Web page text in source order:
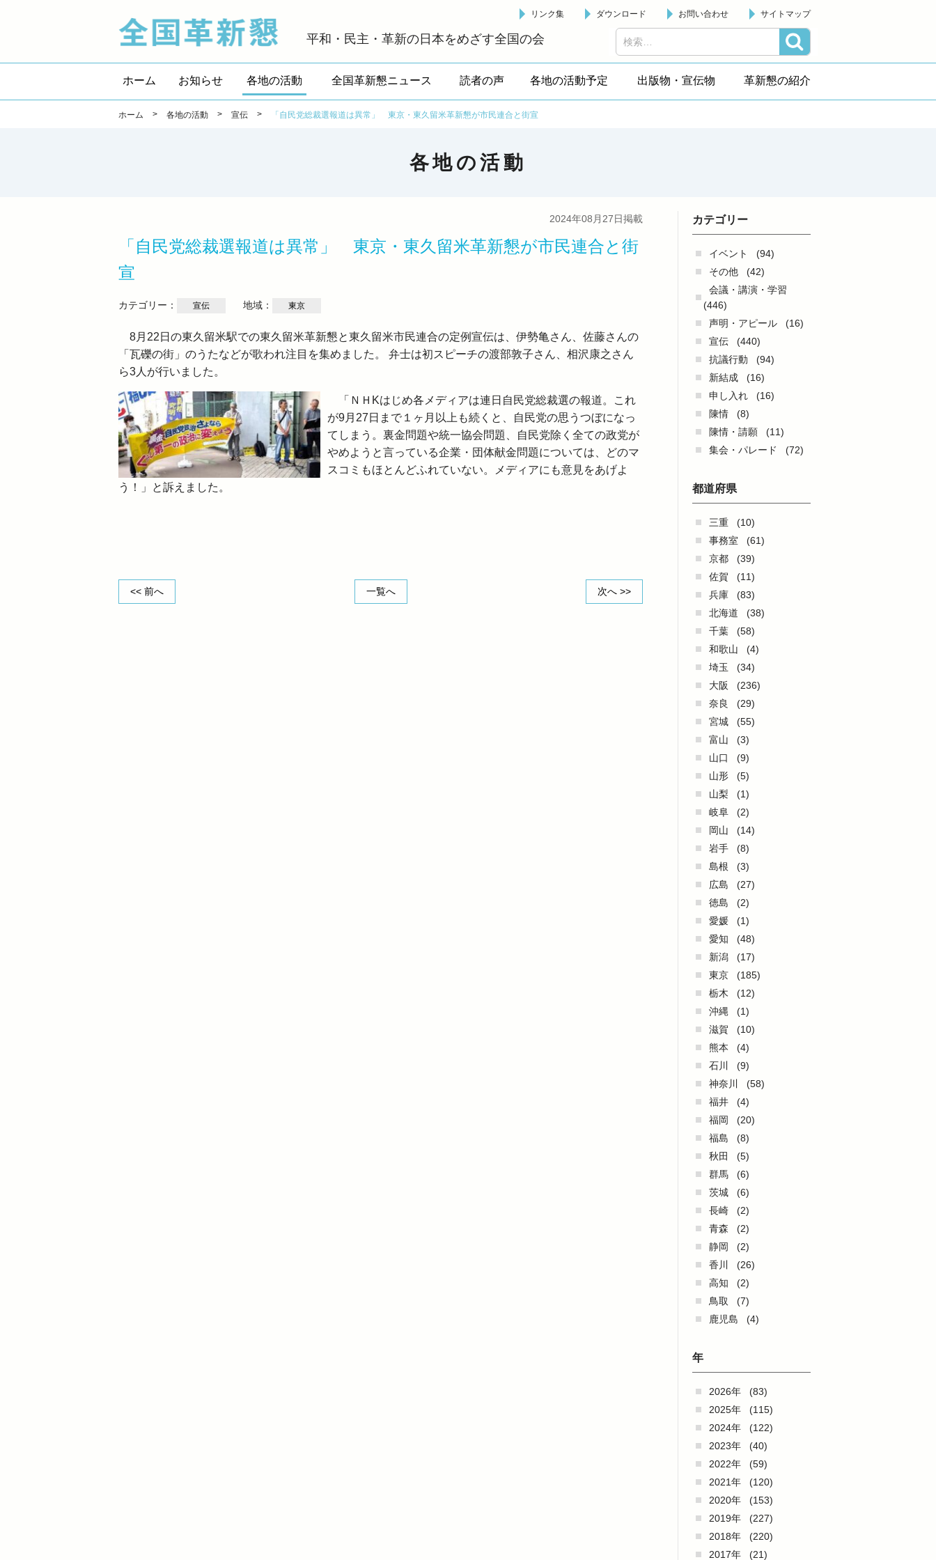
平和・民主・革新の日本をめざす全国の会
リンク集 ダウンロード お問い合わせ サイトマップ
ホーム お知らせ 各地の活動 全国革新懇ニュース 読者の声 各地の活動予定 出版物・宣伝物 革新懇の紹介
ホーム > 各地の活動 > 宣伝 > 「自民党総裁選報道は異常」 東京・東久留米革新懇が市民連合と街宣
各地の活動
2024年08月27日掲載
「自民党総裁選報道は異常」 東京・東久留米革新懇が市民連合と街
宣
カテゴリー： 宣伝 地域： 東京
8月22日の東久留米駅での東久留米革新懇と東久留米市民連合の定例宣伝は、伊勢亀さん、佐藤さんの
「瓦礫の街」のうたなどが歌われ注目を集めました。 弁士は初スピーチの渡部敦子さん、相沢康之さん
ら3人が行いました。
「ＮＨKはじめ各メディアは連日自民党総裁選の報道。これ
が9月27日まで１ヶ月以上も続くと、自民党の思うつぼになっ
てしまう。裏金問題や統一協会問題、自民党除く全ての政党が
やめようと言っている企業・団体献金問題については、どのマ
スコミもほとんどふれていない。メディアにも意見をあげよ
う！」と訴えました。
<< 前へ 一覧へ 次へ >>
カテゴリー
イベント
(94)
その他
(42)
会議・講演・学習
(446)
声明・アピール
(16)
宣伝
(440)
抗議行動
(94)
新結成
(16)
申し入れ
(16)
陳情
(8)
陳情・請願
(11)
集会・パレード
(72)
都道府県
三重
(10)
事務室
(61)
京都
(39)
佐賀
(11)
兵庫
(83)
北海道
(38)
千葉
(58)
和歌山
(4)
埼玉
(34)
大阪
(236)
奈良
(29)
宮城
(55)
富山
(3)
山口
(9)
山形
(5)
山梨
(1)
岐阜
(2)
岡山
(14)
岩手
(8)
島根
(3)
広島
(27)
徳島
(2)
愛媛
(1)
愛知
(48)
新潟
(17)
東京
(185)
栃木
(12)
沖縄
(1)
滋賀
(10)
熊本
(4)
石川
(9)
神奈川
(58)
福井
(4)
福岡
(20)
福島
(8)
秋田
(5)
群馬
(6)
茨城
(6)
長崎
(2)
青森
(2)
静岡
(2)
香川
(26)
高知
(2)
鳥取
(7)
鹿児島
(4)
年
2026年
(83)
2025年
(115)
2024年
(122)
2023年
(40)
2022年
(59)
2021年
(120)
2020年
(153)
2019年
(227)
2018年
(220)
2017年
(21)